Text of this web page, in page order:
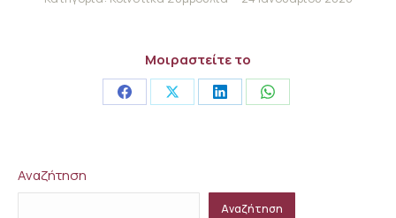
Μοιραστείτε το
Share Share Share Share
Αναζήτηση
Αναζήτηση